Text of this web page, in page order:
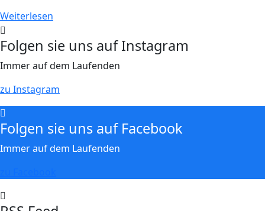
Weiterlesen
Folgen sie uns auf Instagram
Immer auf dem Laufenden
zu Instagram
Folgen sie uns auf Facebook
Immer auf dem Laufenden